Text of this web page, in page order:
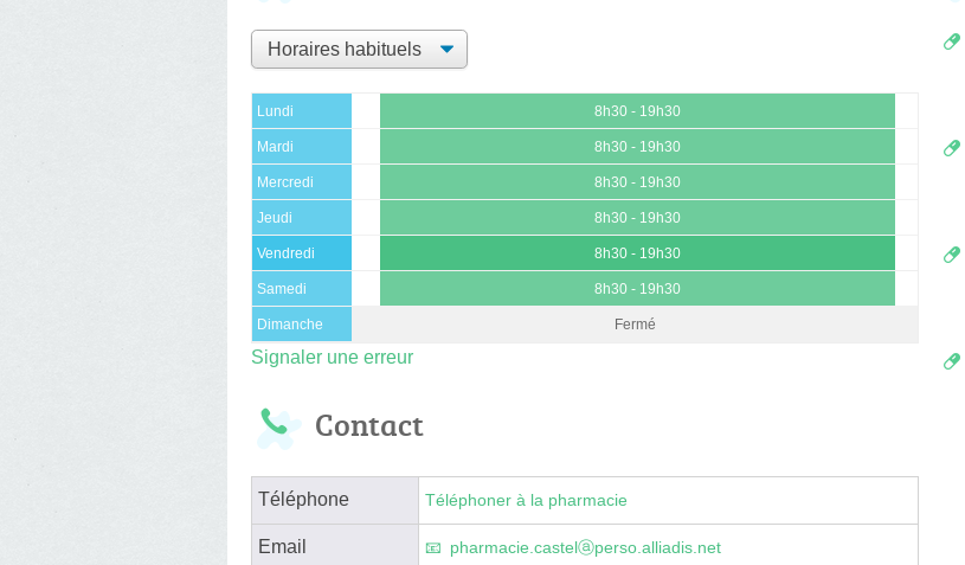
Lundi 8h30 - 19h30
Mardi 8h30 - 19h30
Mercredi 8h30 - 19h30
Jeudi 8h30 - 19h30
Vendredi 8h30 - 19h30
Samedi 8h30 - 19h30
Dimanche Fermé
Signaler une erreur
Contact
Téléphone Téléphoner à la pharmacie
Email pharmacie.castelⓐperso.alliadis.net